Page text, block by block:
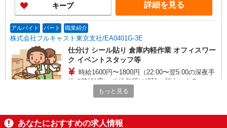
キープ 詳細を見る
アルバイト パート 職業紹介
株式会社フルキャスト東京支社/EA0401G-3E
仕分け シール貼り 倉庫内軽作業 オフィスワー
ク イベントスタッフ等
時給1600円〜1800円（22:00〜翌5:00の深夜手
当で時給UP） ※給与幅は経験・能力による
東京都板橋区
キープ 詳細を見る
もっと見る
あなたにおすすめの求人情報